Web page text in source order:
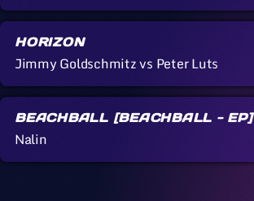
HORIZON
Jimmy Goldschmitz vs Peter Luts
BEACHBALL [BEACHBALL - EP]
Nalin